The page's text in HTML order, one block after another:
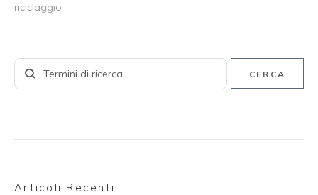
riciclaggio
CERCA
Articoli Recenti